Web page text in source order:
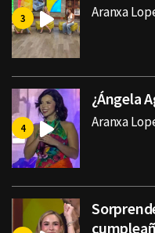
Aranxa
¿Ángela
Aranxa